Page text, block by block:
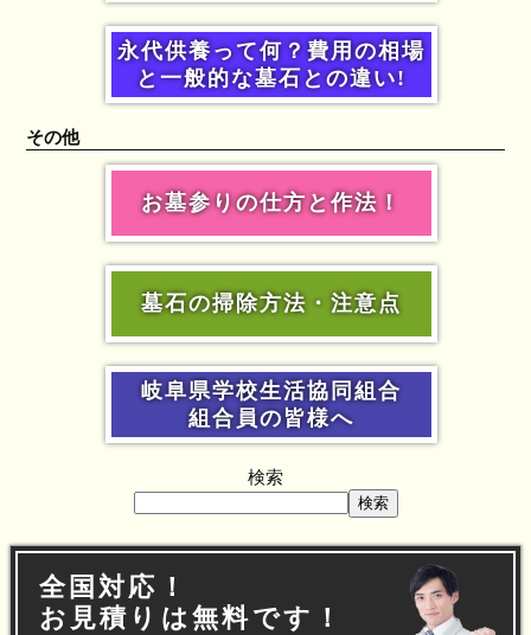
永代供養って何？費用の相場
と一般的な墓石との違い!
その他
お墓参りの仕方と作法！
墓石の掃除方法・注意点
岐阜県学校生活協同組合
組合員の皆様へ
検索
検索
全国対応！
お見積りは無料です！